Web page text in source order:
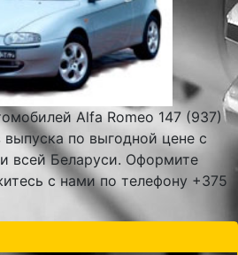
Alfa Romeo 147 (937)
по выгодной цене с
всей Беларуси. Оформите
с нами по телефону +375